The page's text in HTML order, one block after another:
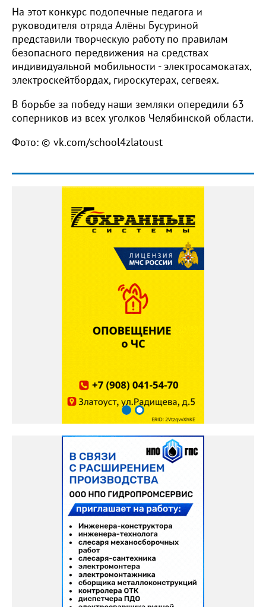
На этот конкурс подопечные педагога и
руководителя отряда Алёны Бусуриной
представили творческую работу по правилам
безопасного передвижения на средствах
индивидуальной мобильности - электросамокатах,
электроскейтбордах, гироскутерах, сегвеях.
В борьбе за победу наши земляки опередили 63
соперников из всех уголков Челябинской области.
Фото: © vk.com/school4zlatoust